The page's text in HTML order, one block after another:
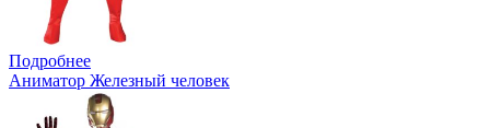
Подробнее
Аниматор Железный человек